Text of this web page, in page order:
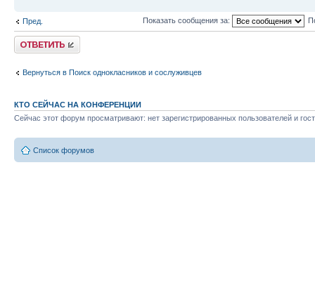
Пред. Показать сообщения за:
Ответить
Вернуться в Поиск однокласников и сослуживцев
КТО СЕЙЧАС НА КОНФЕРЕНЦИИ
Сейчас этот форум просматривают: нет зарегистрированных пользователей и
Список форумов